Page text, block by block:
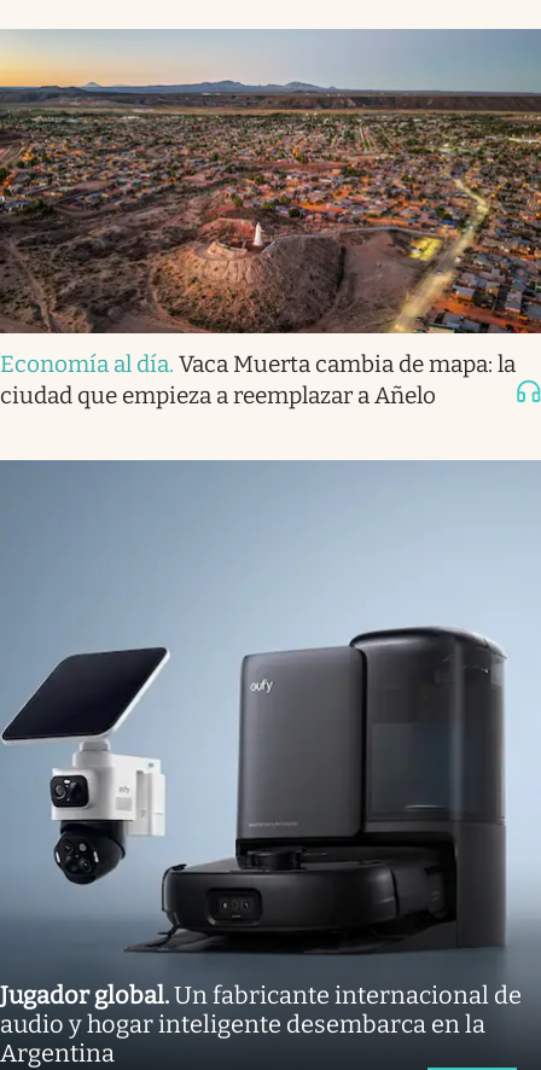
Economía al día. Vaca Muerta cambia de mapa: la
ciudad que empieza a reemplazar a Añelo
Jugador global.Un fabricante internacional de
audio y hogar inteligente desembarca en la
Argentina